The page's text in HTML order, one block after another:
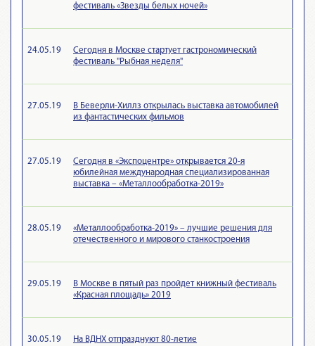
фестиваль «Звезды белых ночей»
24.05.19
Сегодня в Москве стартует гастрономический
фестиваль "Рыбная неделя"
27.05.19
В Беверли-Хиллз открылась выставка автомобилей
из фантастических фильмов
27.05.19
Сегодня в «Экспоцентре» открывается 20-я
юбилейная международная специализированная
выставка – «Металлообработка-2019»
28.05.19
«Металлообработка-2019» – лучшие решения для
отечественного и мирового станкостроения
29.05.19
В Москве в пятый раз пройдет книжный фестиваль
«Красная площадь» 2019
30.05.19 На ВДНХ отпразднуют 80-летие